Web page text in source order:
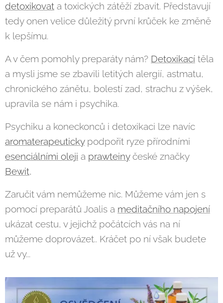
detoxikovat a toxických zátěží zbavit. Představují
tedy onen velice důležitý první krůček ke změně
k lepšímu.
A v čem pomohly preparáty nám? Detoxikací těla
a mysli jsme se zbavili letitých alergií, astmatu,
chronického zánětu, bolestí zad, strachu z výšek,
upravila se nám i psychika.
Psychiku a koneckonců i detoxikaci lze navíc
aromaterapeutickypodpořit ryze přírodními
esenciálními oleji a prawteinyčeské značky
Bewit,
Zaručit vám nemůžeme nic. Můžeme vám jen s
pomocí preparátů Joalis a meditačního napojení
ukázat cestu, v jejichž počátcích vás na ní
můžeme doprovázet.. Kráčet po ní však budete
už vy...